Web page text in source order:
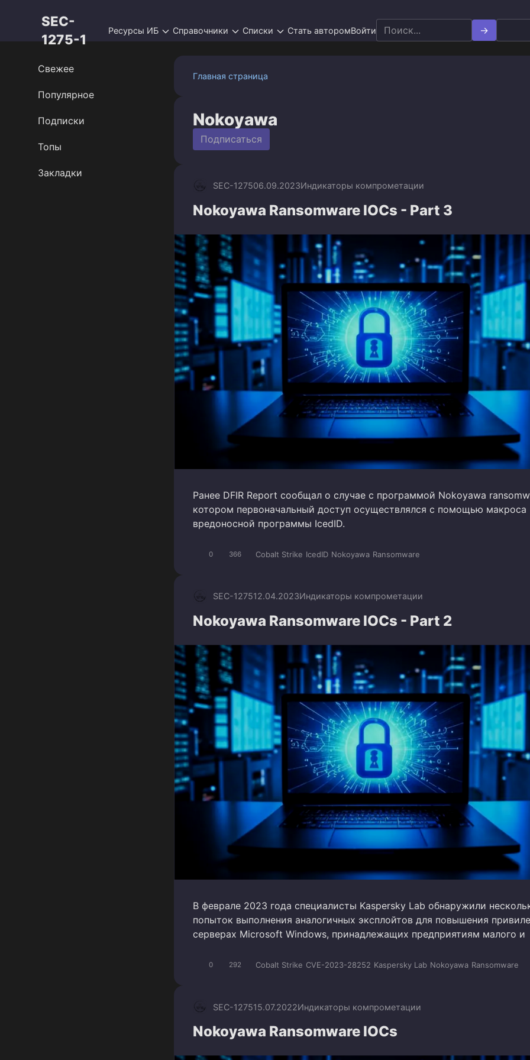
SEC-
1275-1
Ресурсы ИБ Справочники Списки Стать авторомВойти Search
for:
Главная страница
Nokoyawa
Подписаться
SEC-127506.09.2023Индикаторы компрометации
Nokoyawa Ransomware IOCs - Part 3
Ранее DFIR Report сообщал о случае с программой Nokoyawa
котором первоначальный доступ осуществлялся с помощью макроса
вредоносной программы IcedID.
0 366 Cobalt Strike IcedID Nokoyawa Ransomware
SEC-127512.04.2023Индикаторы компрометации
Nokoyawa Ransomware IOCs - Part 2
В феврале 2023 года специалисты Kaspersky Lab обнаружили
попыток выполнения аналогичных эксплойтов для повышения
серверах Microsoft Windows, принадлежащих предприятиям малого и
0 292 Cobalt Strike CVE-2023-28252 Kaspersky Lab Nokoyawa Ransomware
SEC-127515.07.2022Индикаторы компрометации
Nokoyawa Ransomware IOCs
Свежее
Популярное
Подписки
Топы
Закладки